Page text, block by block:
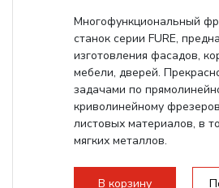
Многофункциональный
станок серии FURE,
изготовления фасадов,
мебели, дверей.
задачами по
криволинейному
листовых материалов, в
мягких металлов.
В корзину